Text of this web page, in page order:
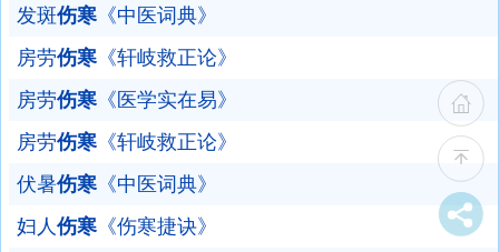
发斑伤寒 《中医词典》
房劳伤寒 《轩岐救正论》
房劳伤寒 《医学实在易》
房劳伤寒 《轩岐救正论》
伏暑伤寒 《中医词典》
妇人伤寒 《伤寒捷诀》